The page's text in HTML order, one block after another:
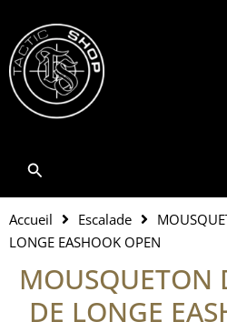
contenu
Rechercher
Accueil Escalade
LONGE EASHOOK OPEN
MOUSQUETON
DE LONGE